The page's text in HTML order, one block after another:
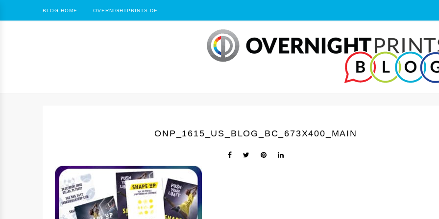
BLOG HOME OVERNIGHTPRINTS.DE
ONP_1615_US_BLOG_BC_673X400_MAIN